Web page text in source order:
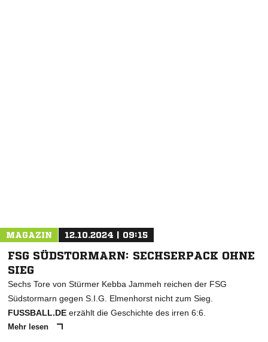
MAGAZIN 12.10.2024 | 09:15
FSG SÜDSTORMARN: SECHSERPACK OHNE
SIEG
Sechs Tore von Stürmer Kebba Jammeh reichen der FSG
Südstormarn gegen S.I.G. Elmenhorst nicht zum Sieg.
FUSSBALL.DE erzählt die Geschichte des irren 6:6.
Mehr lesen